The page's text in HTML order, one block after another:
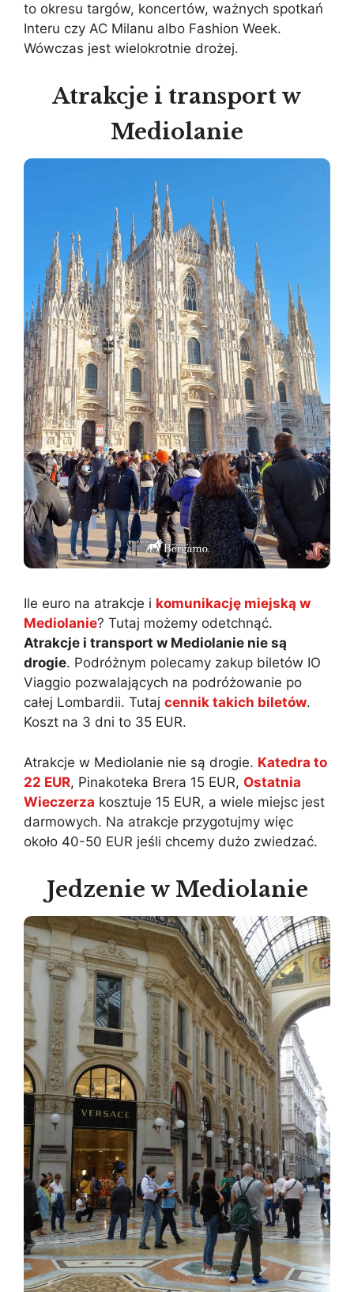
to okresu targów, koncertów, ważnych spotkań
Interu czy AC Milanu albo Fashion Week.
Wówczas jest wielokrotnie drożej.
Atrakcje i transport w
Mediolanie
Ile euro na atrakcje i komunikację miejską w
Mediolanie? Tutaj możemy odetchnąć.
Atrakcje i transport w Mediolanie nie są
drogie. Podróżnym polecamy zakup biletów IO
Viaggio pozwalających na podróżowanie po
całej Lombardii. Tutaj cennik takich biletów.
Koszt na 3 dni to 35 EUR.
Atrakcje w Mediolanie nie są drogie. Katedra to
22 EUR, Pinakoteka Brera 15 EUR, Ostatnia
Wieczerza kosztuje 15 EUR, a wiele miejsc jest
darmowych. Na atrakcje przygotujmy więc
około 40-50 EUR jeśli chcemy dużo zwiedzać.
Jedzenie w Mediolanie